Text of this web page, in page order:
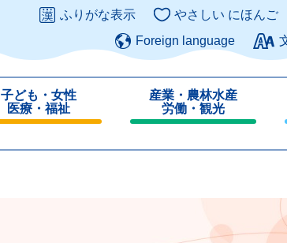
このページ
ふりがな表示 やさしい にほんご
Foreign language
子ども・女性
医療・福祉
産業・農林水産
労働・観光
じ